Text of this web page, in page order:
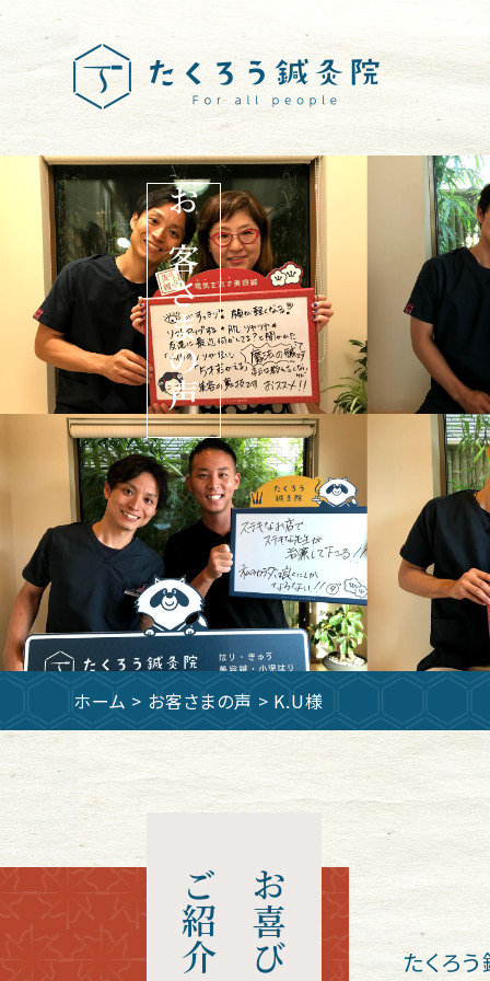
お客さまの声
ホーム > お客さまの声 > K.U様
ご紹介 たくろ